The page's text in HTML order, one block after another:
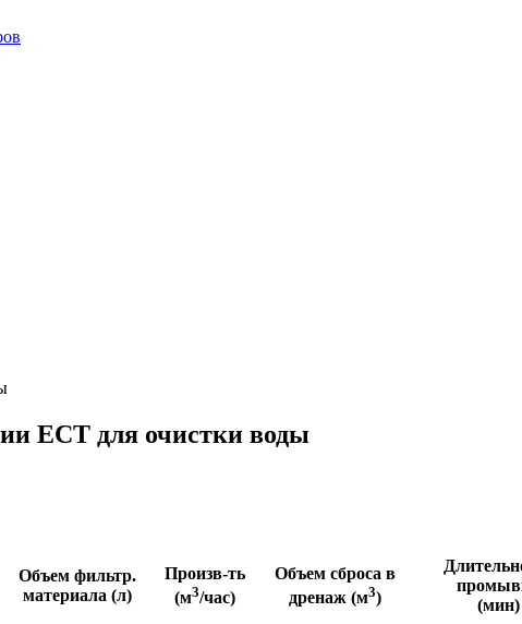
ECT для очистки воды
Объем фильтр.
материала (л)
Произв-ть
(м3/час)
Объем сброса в
дренаж (м3)
(мин)